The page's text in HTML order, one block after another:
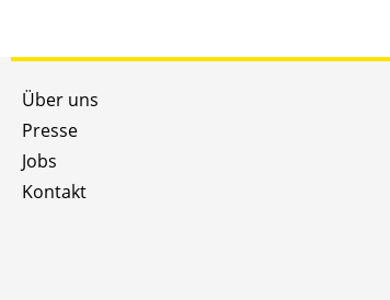
Über uns
Presse
Jobs
Kontakt